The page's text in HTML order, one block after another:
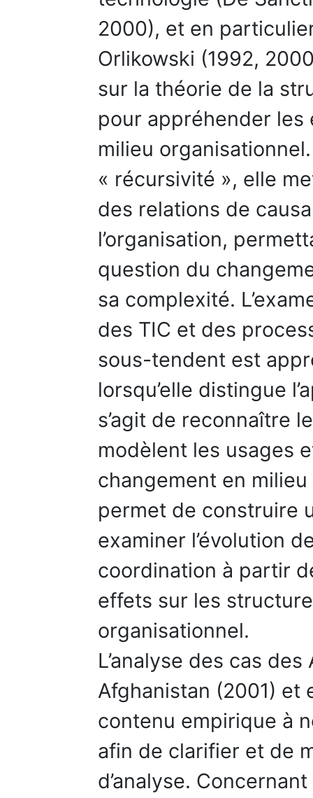
2000), et en
Orlikowski (1992,
sur la théorie de la
pour appréhender les
milieu
« récursivité », elle
des relations de
l’organisation,
question du
sa complexité.
des TIC et des
sous-tendent est
lorsqu’elle distingue
s’agit de reconnaître
modèlent les usages
changement en milieu
permet de construire
examiner l’évolution
coordination à partir
effets sur les
organisationnel.
L’analyse des cas
Afghanistan (2001) et
contenu empirique à
afin de clarifier et de
d’analyse.